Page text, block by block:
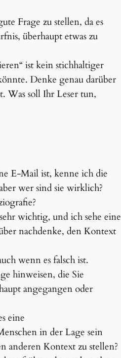
Frage zu stellen, da es
überhaupt etwas zu
ist kein stichhaltiger
Denke genau darüber
Was soll Ihr Leser tun,
E-Mail ist, kenne ich die
wer sind sie wirklich?
wichtig, und ich sehe eine
nachdenke, den Kontext
wenn es falsch ist.
hinweisen, die Sie
angegangen oder
eine
in der Lage sein
anderen Kontext zu stellen?